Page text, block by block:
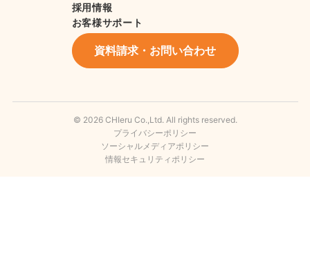
採用情報
お客様サポート
資料請求・お問い合わせ
© 2026 CHIeru Co.,Ltd. All rights reserved.
プライバシーポリシー
ソーシャルメディアポリシー
情報セキュリティポリシー